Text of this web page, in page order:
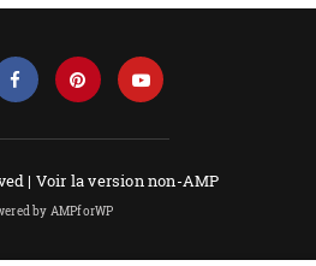
| Voir la version non-AMP
by AMPforWP